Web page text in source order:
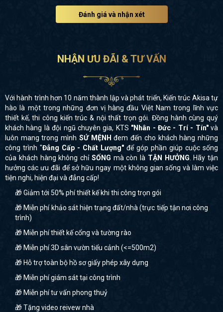
Đánh giá và nhận xét
NHẬN ƯU ĐÃI & TƯ VẤN
Với hành trình hơn 10 năm thành lập và phát triển, Kiến trúc Akisa tự
hào là một trong những đơn vị hàng đầu Việt Nam trong lĩnh vực
thiết kế, thi công kiến trúc & nội thất trọn gói. Đồng hành cùng quý
khách hàng là đội ngũ chuyên gia, KTS "Nhân - Đức - Trí - Tín"và
luôn mang trong mình SỨ MỆNH đem đến cho khách hàng những
công trình "Đẳng Cấp - Chất Lượng" để góp phần giúp cuộc sống
của khách hàng không chỉ SỐNG mà còn là TẬN HƯỞNG . Hãy tận
hưởng các ưu đãi để sở hữu ngay một không gian sống và làm việc
tiện nghi, hiện đại và đẳng cấp!
🎁 Giảm tới 50% phí thiết kế khi thi công trọn gói
🎁 Miễn phí khảo sát hiện trạng đất/nhà (trực tiếp tận nơi công
trình)
🎁 Miễn phí thiết kế cổng và tường rào
🎁 Miễn phí 3D sân vườn tiểu cảnh (<=500m2)
🎁 Hỗ trợ toàn bộ hồ sơ giấy phép xây dựng
🎁 Miễn phí giám sát tại công trình
🎁 Miễn phí tư vấn phong thuỷ
🎁 Tặng video reivew nhà